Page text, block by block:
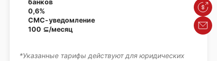
банков
0,6%
СМС-уведомление
100 ⊆/месяц
*Указанные тарифы действуют для юридических